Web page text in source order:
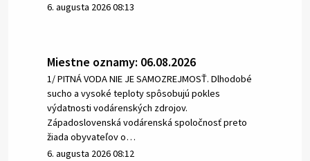
6. augusta 2026 08:13
Miestne oznamy: 06.08.2026
1/ PITNÁ VODA NIE JE SAMOZREJMOSŤ. Dlhodobé
sucho a vysoké teploty spôsobujú pokles
výdatnosti vodárenských zdrojov.
Západoslovenská vodárenská spoločnosť preto
žiada obyvateľov o…
6. augusta 2026 08:12